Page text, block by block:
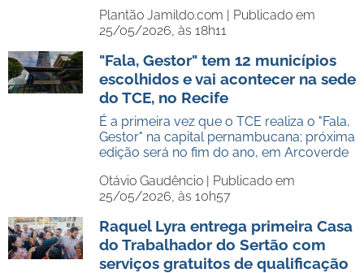
Plantão Jamildo.com | Publicado em
25/05/2026, às 18h11
"Fala, Gestor" tem 12 municípios
escolhidos e vai acontecer na sede
do TCE, no Recife
É a primeira vez que o TCE realiza o "Fala,
Gestor" na capital pernambucana; próxima
edição será no fim do ano, em Arcoverde
Otávio Gaudêncio | Publicado em
25/05/2026, às 10h57
Raquel Lyra entrega primeira Casa
do Trabalhador do Sertão com
serviços gratuitos de qualificação